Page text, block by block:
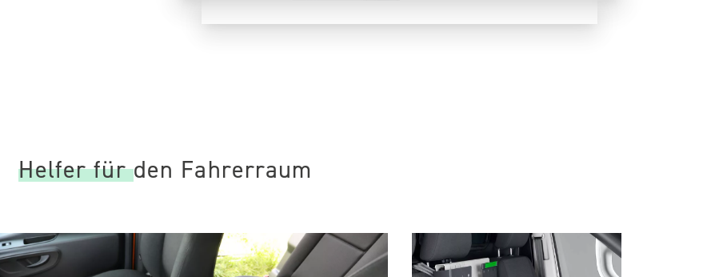
Helfer für den Fahrerraum